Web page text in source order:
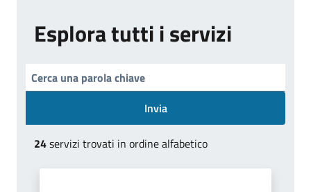
Esplora tutti i servizi
Invia
24servizi trovati in ordine alfabetico